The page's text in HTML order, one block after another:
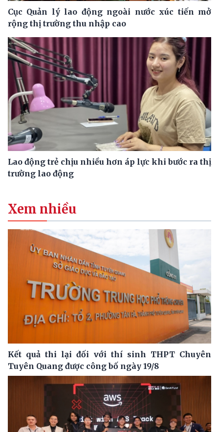
Cục Quản lý lao động ngoài nước xúc tiến mở
rộng thị trường thu nhập cao
Lao động trẻ chịu nhiều hơn áp lực khi bước ra thị
trường lao động
Xem nhiều
Kết quả thi lại đối với thí sinh THPT Chuyên
Tuyên Quang được công bố ngày 19/8